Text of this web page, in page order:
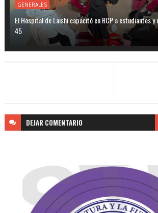
GENERALES
El Hospital de Laishí capacitó en RCP a estudiantes y
45
DEJAR COMENTARIO